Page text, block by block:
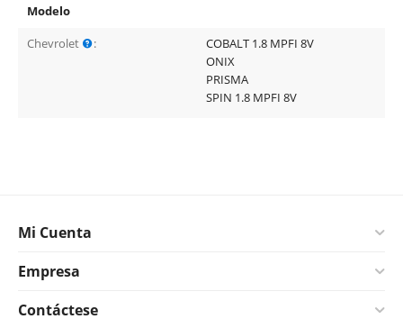
Modelo
Chevrolet
:
COBALT 1.8 MPFI 8V
ONIX
PRISMA
SPIN 1.8 MPFI 8V
Mi Cuenta
Empresa
Contáctese